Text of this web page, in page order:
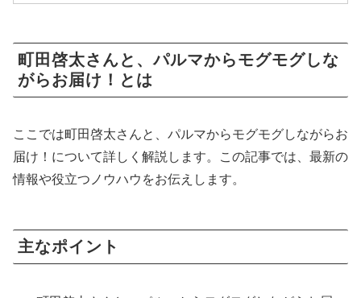
町田啓太さんと、パルマからモグモグしな
がらお届け！とは
ここでは町田啓太さんと、パルマからモグモグしながらお
届け！について詳しく解説します。この記事では、最新の
情報や役立つノウハウをお伝えします。
主なポイント